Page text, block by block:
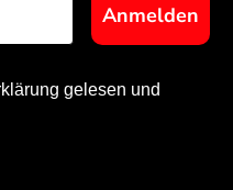
Anmelden
gelesen und